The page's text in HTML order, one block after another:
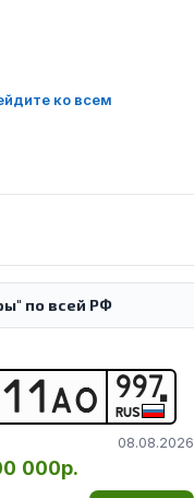
ко всем
по всей РФ
1 1 АО 997
RUS
08.08.2026
000р.